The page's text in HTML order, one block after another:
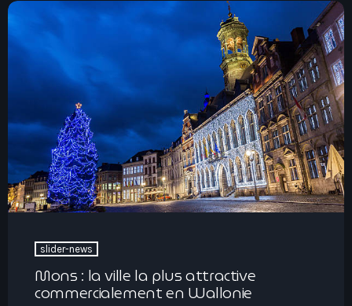
slider-news
Mons : la ville la plus attractive
commercialement en Wallonie